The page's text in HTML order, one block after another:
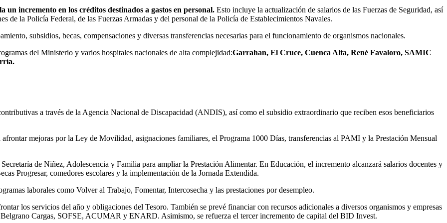
un incremento en los créditos destinados a gastos en personal. Esto incluye la actualización de salarios de las Fuerzas de Seguridad, así
de la Policía Federal, de las Fuerzas Armadas y del personal de la Policía de Establecimientos Navales.
subsidios, becas, compensaciones y diversas transferencias necesarias para el funcionamiento de organismos nacionales.
del Ministerio y varios hospitales nacionales de alta complejidad:Garrahan, El Cruce, Cuenca Alta, René Favaloro, SAMIC
a través de la Agencia Nacional de Discapacidad (ANDIS), así como el subsidio extraordinario que reciben esos beneficiarios
mejoras por la Ley de Movilidad, asignaciones familiares, el Programa 1000 Días, transferencias al PAMI y la Prestación Mensual
de Niñez, Adolescencia y Familia para ampliar la Prestación Alimentar. En Educación, el incremento alcanzará salarios docentes y
Progresar, comedores escolares y la implementación de la Jornada Extendida.
laborales como Volver al Trabajo, Fomentar, Intercosecha y las prestaciones por desempleo.
los servicios del año y obligaciones del Tesoro. También se prevé financiar con recursos adicionales a diversos organismos y empresas
Cargas, SOFSE, ACUMAR y ENARD. Asimismo, se refuerza el tercer incremento de capital del BID Invest.